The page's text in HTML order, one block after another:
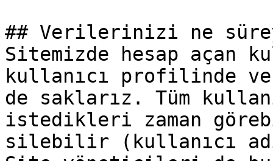
## Verilerinizi ne
Sitemizde hesap açan
kullanıcı profilinde
de saklarız. Tüm
istedikleri zaman
silebilir (kullanıcı